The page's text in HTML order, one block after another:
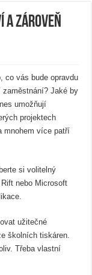
a zároveň
co vás bude opravdu
zaměstnání? Jaké by
umožňují
projektech
mnohem více patří
si volitelný
nebo Microsoft
užitečné
školních tiskáren.
Třeba vlastní